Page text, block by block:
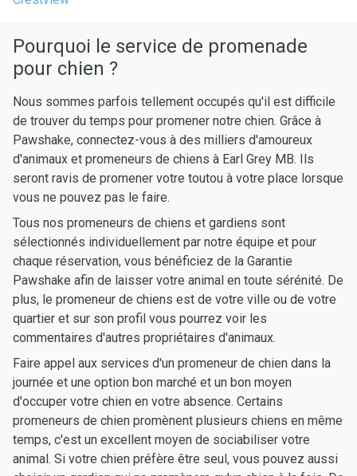
Pourquoi le service de promenade
pour chien ?
Nous sommes parfois tellement occupés qu'il est difficile
de trouver du temps pour promener notre chien. Grâce à
Pawshake, connectez-vous à des milliers d'amoureux
d'animaux et promeneurs de chiens à Earl Grey MB. Ils
seront ravis de promener votre toutou à votre place lorsque
vous ne pouvez pas le faire.
Tous nos promeneurs de chiens et gardiens sont
sélectionnés individuellement par notre équipe et pour
chaque réservation, vous bénéficiez de la Garantie
Pawshake afin de laisser votre animal en toute sérénité. De
plus, le promeneur de chiens est de votre ville ou de votre
quartier et sur son profil vous pourrez voir les
commentaires d'autres propriétaires d'animaux.
Faire appel aux services d'un promeneur de chien dans la
journée et une option bon marché et un bon moyen
d'occuper votre chien en votre absence. Certains
promeneurs de chien promènent plusieurs chiens en même
temps, c'est un excellent moyen de sociabiliser votre
animal. Si votre chien préfère être seul, vous pouvez aussi